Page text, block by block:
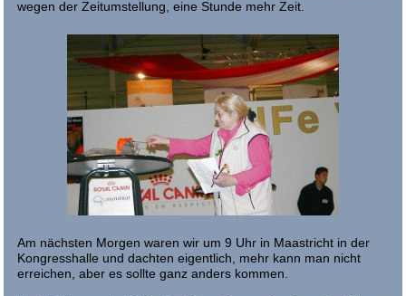
wegen der Zeitumstellung, eine Stunde mehr Zeit.
Am nächsten Morgen waren wir um 9 Uhr in Maastricht in der
Kongresshalle und dachten eigentlich, mehr kann man nicht
erreichen, aber es sollte ganz anders kommen.